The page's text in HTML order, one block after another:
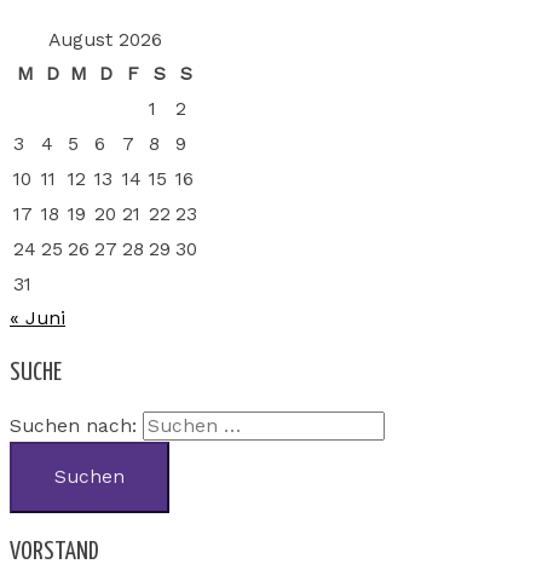
August 2026
M
D M D F S
S
1
2
3
4 5 6 7 8
9
10 11 12 13 14 15 16
17 18 19 20 21 22 23
24 25 26 27 28 29 30
31
« Juni
SUCHE
Suchen nach:
VORSTAND